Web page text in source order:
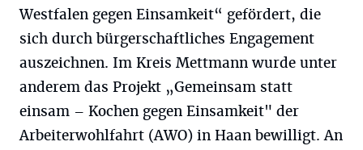
Westfalen gegen Einsamkeit“ gefördert, die
sich durch bürgerschaftliches Engagement
auszeichnen. Im Kreis Mettmann wurde unter
anderem das Projekt „Gemeinsam statt
einsam – Kochen gegen Einsamkeit" der
Arbeiterwohlfahrt (AWO) in Haan bewilligt. An